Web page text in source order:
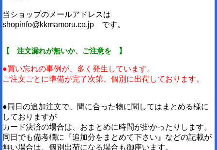
当ショップのメールアドレスは
shopinfo@kkmamoru.co.jp です。
【 注文漏れが無いか、ご注意を 】
●買い忘れの事例が、多く発生しています。
ご注文ごとに準備が完了次第、個別に出荷しております。
●同日の追加注文で、間に合った物に関してはまとめる様に
しておりますが
カード決済の場合は、おまとめに時間が掛かったりします。
同日でも備考欄に『追加分をまとめて下さい』などの記載が
無い場合は、個別出荷になる場合も御座います。